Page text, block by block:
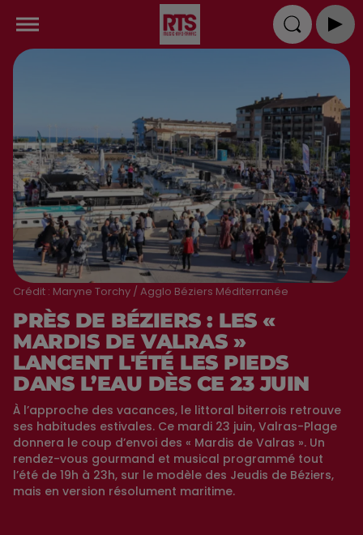
Crédit : Maryne Torchy / Agglo Béziers Méditerranée
PRÈS DE BÉZIERS : LES «
MARDIS DE VALRAS »
LANCENT L'ÉTÉ LES PIEDS
DANS L’EAU DÈS CE 23 JUIN
À l’approche des vacances, le littoral biterrois retrouve
ses habitudes estivales. Ce mardi 23 juin, Valras-Plage
donnera le coup d’envoi des « Mardis de Valras ». Un
rendez-vous gourmand et musical programmé tout
l’été de 19h à 23h, sur le modèle des Jeudis de Béziers,
mais en version résolument maritime.